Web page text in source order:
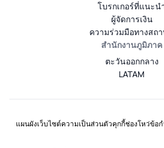
โบรกเกอร์ที่แนะน
ผู้จัดการเงิน
ความร่วมมือทางสถ
สำนักงานภูมิภาค
ตะวันออกกลาง
LATAM
แผนผังเว็บไซต์ความเป็นส่วนตัวคุกกี้ช่องโหว่ข้อ